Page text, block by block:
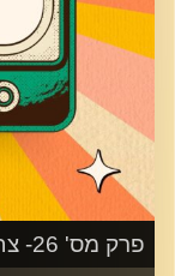
פרק מס' 26- צח שמעון מארח את גיא אריאלי